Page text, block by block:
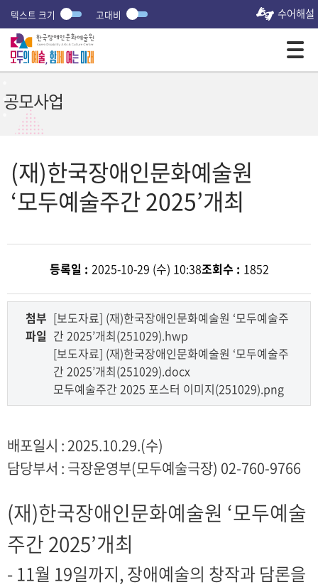
텍스트 크기 고대비 수어해설
공모사업
(재)한국장애인문화예술원
‘모두예술주간 2025’개최
등록일 : 2025-10-29 (수) 10:38조회수 : 1852
첨부
파일
[보도자료] (재)한국장애인문화예술원 ‘모두예술주
간 2025’개최(251029).hwp
[보도자료] (재)한국장애인문화예술원 ‘모두예술주
간 2025’개최(251029).docx
모두예술주간 2025 포스터 이미지(251029).png
배포일시 : 2025.10.29.(수)
담당부서 : 극장운영부(모두예술극장) 02-760-9766
(재)한국장애인문화예술원 ‘모두예술
주간 2025’개최
- 11월 19일까지, 장애예술의 창작과 담론을